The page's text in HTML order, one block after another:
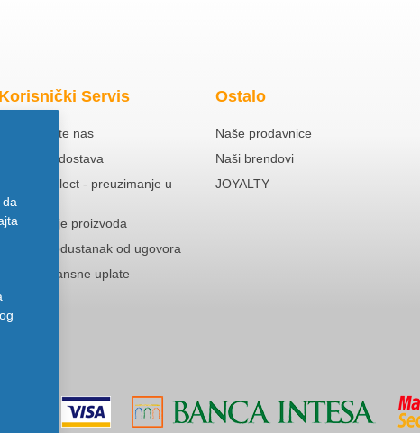
Servis
nas
dostava
& Collect - preuzimanje u
proizvoda
na odustanak od ugovora
Avansne uplate
Ostalo
Naše prodavnice
Naši brendovi
JOYALTY